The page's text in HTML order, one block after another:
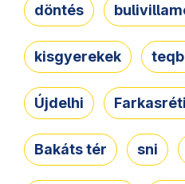
döntés
kisgyerekek
Újdelhi
Bakáts tér sni